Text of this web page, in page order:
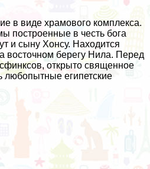
в виде храмового комплекса.
построенные в честь бога
и сыну Хонсу. Находится
восточном берегу Нила. Перед
открыто священное
любопытные египетские